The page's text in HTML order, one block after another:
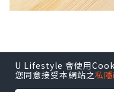
U Lifestyle 會使用
您同意接受本網站之私